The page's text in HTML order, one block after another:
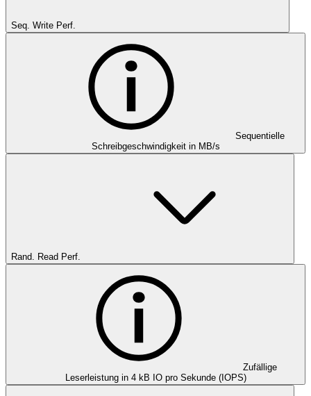
Seq. Write Perf.
Sequentielle
Schreibgeschwindigkeit in MB/s
Rand. Read Perf.
Zufällige
Leserleistung in 4 kB IO pro Sekunde (IOPS)